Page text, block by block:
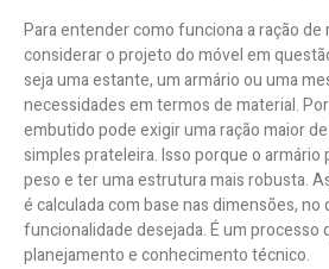
Para entender como funciona a ração de
considerar o projeto do móvel em
seja uma estante, um armário ou uma
necessidades em termos de material.
embutido pode exigir uma ração maior
simples prateleira. Isso porque o armário
peso e ter uma estrutura mais robusta.
é calculada com base nas dimensões, no
funcionalidade desejada. É um processo
planejamento e conhecimento técnico.